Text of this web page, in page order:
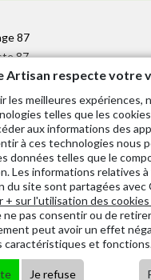
87
87
87
87
arbre 87
haie 87
et haie 87
vert cimetière 87
grillage et clôture 87
87
Artisan respecte votre
les meilleures expériences,
telles que les
aux informations des
à ces technologies nous
données telles que le
Les informations relatives
du site sont partagées avec
+ sur l'utilisation des
ne pas consentir ou de
peut avoir un effet
caractéristiques et
Je refuse